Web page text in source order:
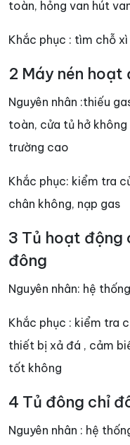
toàn, hỏng van hút
Khắc phục : tìm chỗ
2 Máy nén hoạt
Nguyên nhân :thiếu
toàn, cửa tủ hở
trường cao
Khắc phục: kiểm tra
chân không, nạp gas
3 Tủ hoạt động
đông
Nguyên nhân: hệ
Khắc phục : kiểm tra
thiết bị xả đá , cảm
tốt không
4 Tủ đông chỉ
Nguyên nhân : hệ